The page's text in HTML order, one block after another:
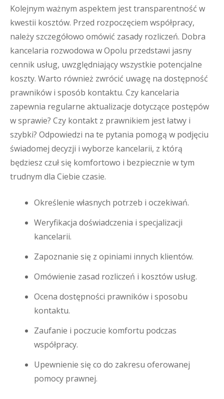
Kolejnym ważnym aspektem jest transparentność w
kwestii kosztów. Przed rozpoczęciem współpracy,
należy szczegółowo omówić zasady rozliczeń. Dobra
kancelaria rozwodowa w Opolu przedstawi jasny
cennik usług, uwzględniający wszystkie potencjalne
koszty. Warto również zwrócić uwagę na dostępność
prawników i sposób kontaktu. Czy kancelaria
zapewnia regularne aktualizacje dotyczące postępów
w sprawie? Czy kontakt z prawnikiem jest łatwy i
szybki? Odpowiedzi na te pytania pomogą w podjęciu
świadomej decyzji i wyborze kancelarii, z którą
będziesz czuł się komfortowo i bezpiecznie w tym
trudnym dla Ciebie czasie.
Określenie własnych potrzeb i oczekiwań.
Weryfikacja doświadczenia i specjalizacji
kancelarii.
Zapoznanie się z opiniami innych klientów.
Omówienie zasad rozliczeń i kosztów usług.
Ocena dostępności prawników i sposobu
kontaktu.
Zaufanie i poczucie komfortu podczas
współpracy.
Upewnienie się co do zakresu oferowanej
pomocy prawnej.